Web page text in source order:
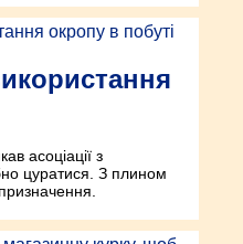
асоціації з
цуратися. З плином